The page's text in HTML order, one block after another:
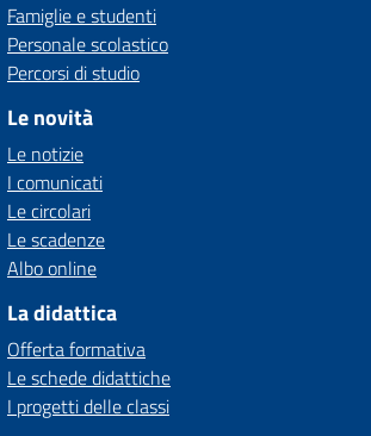
Famiglie e studenti
Personale scolastico
Percorsi di studio
Le novità
Le notizie
I comunicati
Le circolari
Le scadenze
Albo online
La didattica
Offerta formativa
Le schede didattiche
I progetti delle classi